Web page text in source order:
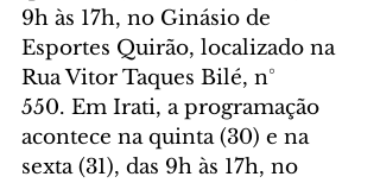
9h às 17h, no Ginásio de
Esportes Quirão, localizado na
Rua Vitor Taques Bilé, n°
550. Em Irati, a programação
acontece na quinta (30) e na
sexta (31), das 9h às 17h, no